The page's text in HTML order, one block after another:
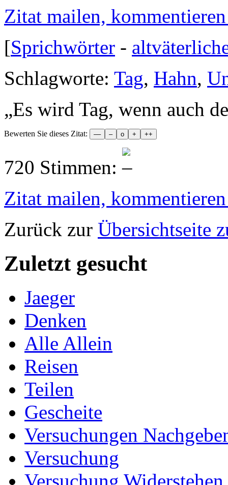
Zitat mailen,
[Sprichwörter -
Schlagworte: Tag, Hahn,
„Es wird Tag, wenn auch
Bewerten Sie dieses Zitat:
720 Stimmen:
Zitat mailen,
Zurück zur Übersichtseite
Zuletzt gesucht
Jaeger
Denken
Alle Allein
Reisen
Teilen
Gescheite
Versuchungen
Versuchung
Versuchung Widerstehen